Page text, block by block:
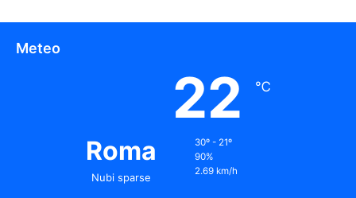
Meteo
Roma
Nubi sparse
22 ℃
30º - 21º
90%
2.69 km/h